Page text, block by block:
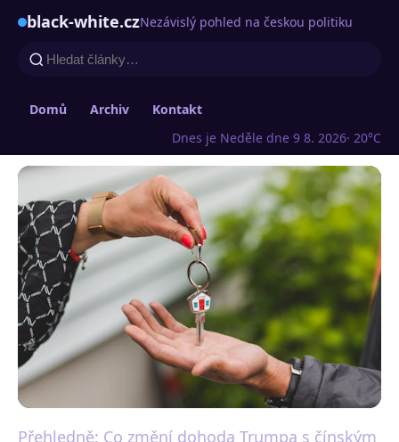
black-white.czNezávislý pohled na českou politiku
Domů Archiv
Kontakt
Dnes je Neděle dne 9 8. 2026· 20°C
black-white.cz
Přehledně: Co změní dohoda Trumpa s čínským